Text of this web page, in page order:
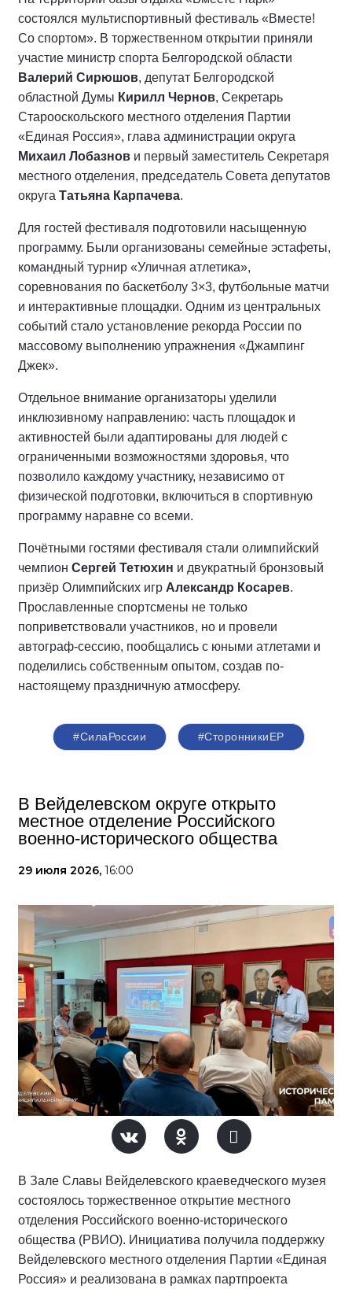
состоялся мультиспортивный фестиваль «Вместе!
Со спортом». В торжественном открытии приняли
участие министр спорта Белгородской области
Валерий Сирюшов, депутат Белгородской
областной Думы Кирилл Чернов, Секретарь
Старооскольского местного отделения Партии
«Единая Россия», глава администрации округа
Михаил Лобазнов и первый заместитель Секретаря
местного отделения, председатель Совета депутатов
округа Татьяна Карпачева.
Для гостей фестиваля подготовили насыщенную
программу. Были организованы семейные эстафеты,
командный турнир «Уличная атлетика»,
соревнования по баскетболу 3×3, футбольные матчи
и интерактивные площадки. Одним из центральных
событий стало установление рекорда России по
массовому выполнению упражнения «Джампинг
Джек».
Отдельное внимание организаторы уделили
инклюзивному направлению: часть площадок и
активностей были адаптированы для людей с
ограниченными возможностями здоровья, что
позволило каждому участнику, независимо от
физической подготовки, включиться в спортивную
программу наравне со всеми.
Почётными гостями фестиваля стали олимпийский
чемпион Сергей Тетюхин и двукратный бронзовый
призёр Олимпийских игр Александр Косарев.
Прославленные спортсмены не только
поприветствовали участников, но и провели
автограф-сессию, пообщались с юными атлетами и
поделились собственным опытом, создав по-
настоящему праздничную атмосферу.
#СилаРоссии #СторонникиЕР
В Вейделевском округе открыто
местное отделение Российского
военно-исторического общества
29 июля 2026, 16:00
В Зале Славы Вейделевского краеведческого музея
состоялось торжественное открытие местного
отделения Российского военно-исторического
общества (РВИО). Инициатива получила поддержку
Вейделевского местного отделения Партии «Единая
Россия» и реализована в рамках партпроекта